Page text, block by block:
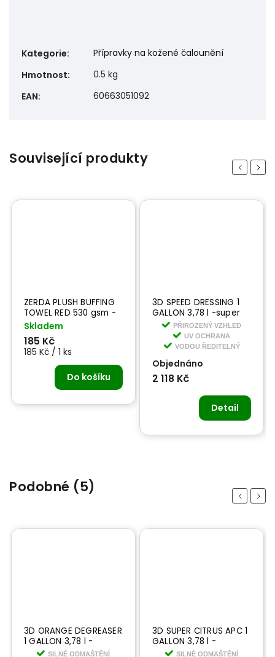
Kategorie:
Přípravky na kožené čalounění
Hmotnost:
0.5 kg
EAN: 60663051092
Související produkty Previous
ZERDA PLUSH BUFFING
TOWEL RED 530 gsm -
extra jemná mikro
vláknová utěrka
Skladem
185 Kč
185 Kč / 1 ks
Do košíku
3D SPEED DRESSING 1
GALLON 3,78 l -super
lesk na pneumatiky na
vodní bázi
PŘIROZENÝ VZHLED
UV OCHRANA
VODOU ŘEDITELNÝ
Objednáno
2 118 Kč
Detail
Next
Podobné (5) Previous
3D ORANGE DEGREASER
1 GALLON 3,78 l -
prémiový univerzální
SILNĚ ODMAŠTĚNÍ
3D SUPER CITRUS APC 1
GALLON 3,78 l -
koncentrát-
SILNÉ ODMAŠTĚNÍ
Next